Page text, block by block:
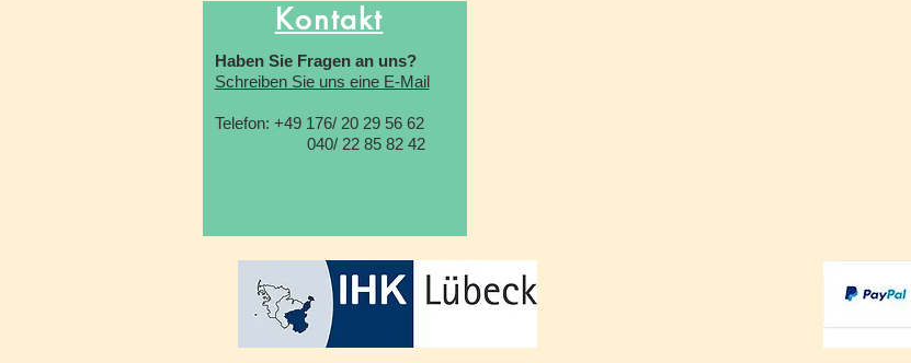
Kontakt
Haben Sie Fragen an uns?
Schreiben Sie uns eine E-Mail
Telefon: +49 176/ 20 29 56 62
040/ 22 85 82 42